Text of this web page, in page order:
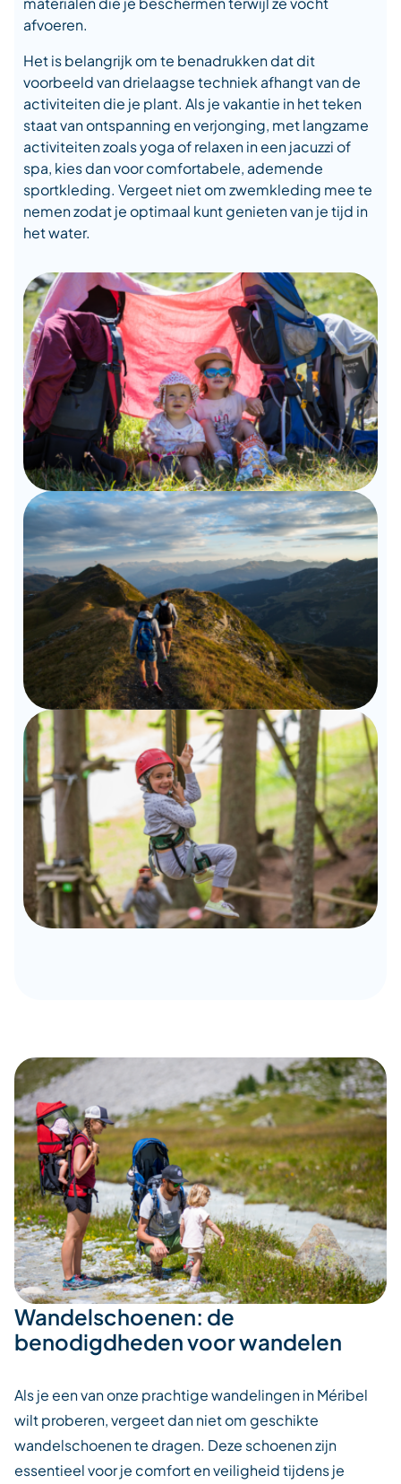
afvoeren.
Het is belangrijk om te benadrukken dat dit
voorbeeld van drielaagse techniek afhangt van de
activiteiten die je plant. Als je vakantie in het teken
staat van ontspanning en verjonging, met langzame
activiteiten zoals yoga of relaxen in een jacuzzi of
spa, kies dan voor comfortabele, ademende
sportkleding. Vergeet niet om zwemkleding mee te
nemen zodat je optimaal kunt genieten van je tijd in
het water.
Wandelschoenen: de
benodigdheden voor wandelen
Als je een van onze prachtige wandelingen in Méribel
wilt proberen, vergeet dan niet om geschikte
wandelschoenen te dragen. Deze schoenen zijn
essentieel voor je comfort en veiligheid tijdens je